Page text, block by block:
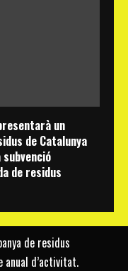
un
de Catalunya
de residus
de residus
anual d’activitat.